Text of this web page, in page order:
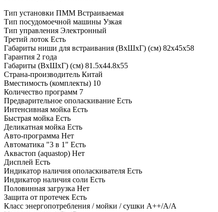
Тип установки ПММ Встраиваемая
Тип посудомоечной машины Узкая
Тип управления Электронный
Третий лоток Есть
Габариты ниши для встраивания (ВхШхГ) (см) 82х45х58
Гарантия 2 года
Габариты (ВхШхГ) (см) 81.5х44.8х55
Страна-производитель Китай
Вместимость (комплекты) 10
Количество программ 7
Предварительное ополаскивание Есть
Интенсивная мойка Есть
Быстрая мойка Есть
Деликатная мойка Есть
Авто-программа Нет
Автоматика "3 в 1" Есть
Аквастоп (aquastop) Нет
Дисплей Есть
Индикатор наличия ополаскивателя Есть
Индикатор наличия соли Есть
Половинная загрузка Нет
Защита от протечек Есть
Класс энергопотребления / мойки / сушки A++/A/A